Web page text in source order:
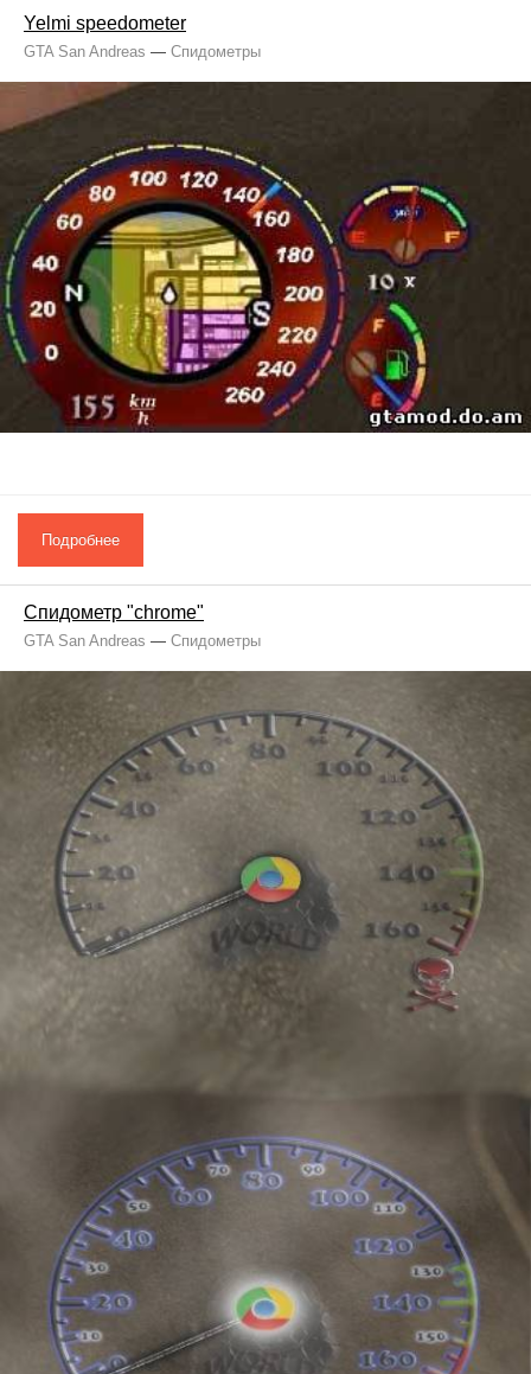
Yelmi speedometer
GTA San Andreas — Спидометры
Подробнее
Спидометр "chrome"
GTA San Andreas — Спидометры